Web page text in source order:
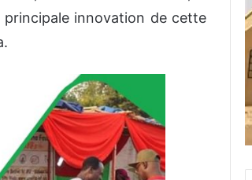
principale innovation de cette